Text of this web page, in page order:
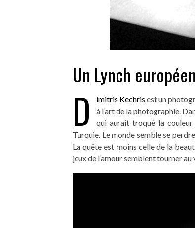
Un Lynch
D imitris Kechris est un
à l’art de la photographie.
qui aurait troqué la
Turquie. Le monde semble se
La quête est moins celle de la
jeux de l’amour semblent tourner